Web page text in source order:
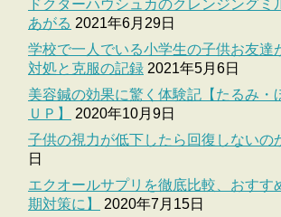
ドクターハウシュカのクレンジングミ
あがる 2021年6月29日
学校で一人でいる小学生の子供お友達
対処と克服の記録 2021年5月6日
美容鍼の効果に驚く体験記【たるみ・
ＵＰ】
2020年10月9日
子供の視力が低下したら回復しないの
日
エクオールサプリを徹底比較、おすす
期対策に】
2020年7月15日